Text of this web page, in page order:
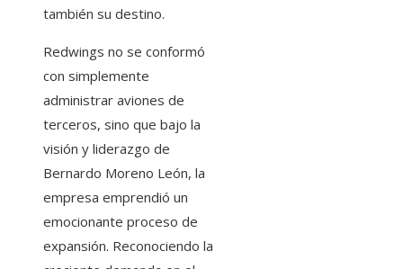
también su destino.
Redwings no se conformó
con simplemente
administrar aviones de
terceros, sino que bajo la
visión y liderazgo de
Bernardo Moreno León, la
empresa emprendió un
emocionante proceso de
expansión. Reconociendo la